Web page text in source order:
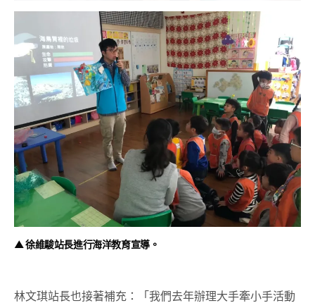
▲ 徐維駿站長進行海洋教育宣導。
林文琪站長也接著補充：「我們去年辦理大手牽小手活動